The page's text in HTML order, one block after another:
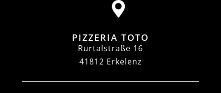
PIZZERIA TOTO
Rurtalstraße 16
41812 Erkelenz